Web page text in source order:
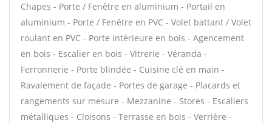
Chapes - Porte / Fenêtre en aluminium - Portail en
aluminium - Porte / Fenêtre en PVC - Volet battant / Volet
roulant en PVC - Porte intérieure en bois - Agencement
en bois - Escalier en bois - Vitrerie - Véranda -
Ferronnerie - Porte blindée - Cuisine clé en main -
Ravalement de façade - Portes de garage - Placards et
rangements sur mesure - Mezzanine - Stores - Escaliers
métalliques - Cloisons - Terrasse en bois - Verrière -